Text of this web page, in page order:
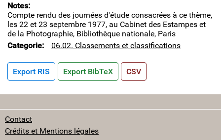
Notes
Compte rendu des journées d'étude consacrées à ce thème,
les 22 et 23 septembre 1977, au Cabinet des Estampes et
de la Photographie, Bibliothèque nationale, Paris
Categorie
06.02. Classements et classifications
Export RIS Export BibTeX CSV
Contact
Crédits et Mentions légales